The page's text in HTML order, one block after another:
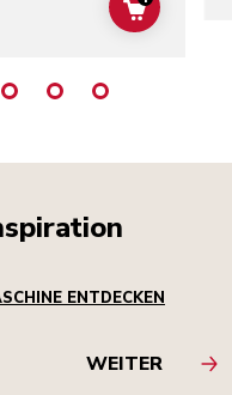
ADD TO
ENTDECKEN
WEITER